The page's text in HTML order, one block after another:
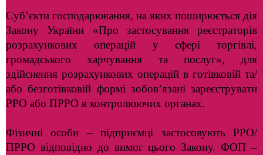
Суб’єкти господарювання, на яких поширюється дія
Закону України «Про застосування реєстраторів
розрахункових операцій у сфері торгівлі,
громадського харчування та послуг», для
здійснення розрахункових операцій в готівковій та/
або безготівковій формі зобов’язані зареєструвати
РРО або ПРРО в контролюючих органах.
Фізичні особи – підприємці застосовують РРО/
ПРРО відповідно до вимог цього Закону. ФОП –